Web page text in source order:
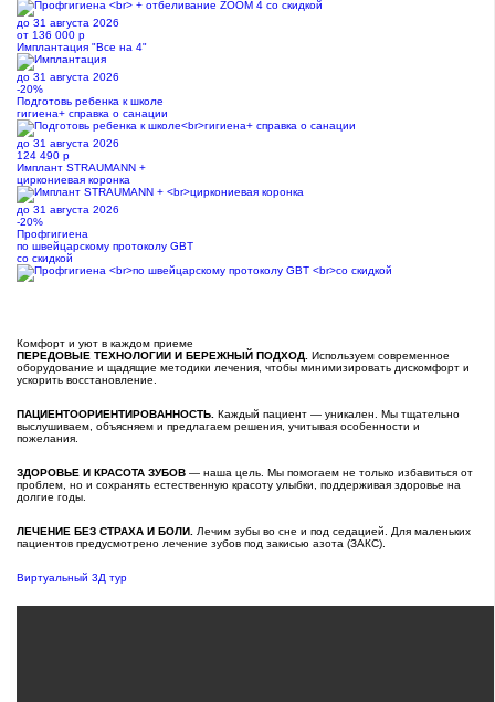
до 31 августа 2026
от 136 000 р
Имплантация "Все на 4"
до 31 августа 2026
-20%
Подготовь ребенка к школе
гигиена+ справка о санации
до 31 августа 2026
124 490 р
Имплант STRAUMANN +
циркониевая коронка
до 31 августа 2026
-20%
Профгигиена
по швейцарскому протоколу GBT
со скидкой
Комфорт и уют в каждом приеме
ПЕРЕДОВЫЕ ТЕХНОЛОГИИ И БЕРЕЖНЫЙ ПОДХОД. Используем современное
оборудование и щадящие методики лечения, чтобы минимизировать дискомфорт и
ускорить восстановление.
ПАЦИЕНТООРИЕНТИРОВАННОСТЬ. Каждый пациент — уникален. Мы тщательно
выслушиваем, объясняем и предлагаем решения, учитывая особенности и
пожелания.
ЗДОРОВЬЕ И КРАСОТА ЗУБОВ — наша цель. Мы помогаем не только избавиться от
проблем, но и сохранять естественную красоту улыбки, поддерживая здоровье на
долгие годы.
ЛЕЧЕНИЕ БЕЗ СТРАХА И БОЛИ.
Лечим зубы во сне и под седацией. Для маленьких
пациентов предусмотрено лечение зубов под закисью азота (ЗАКС).
Виртуальный 3Д тур